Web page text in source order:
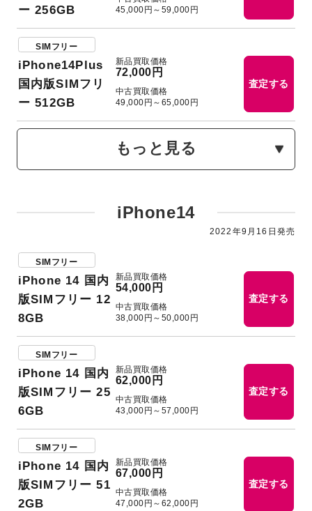
ー 256GB
45,000円～59,000円
SIMフリー
iPhone14Plus
国内版SIMフリ
ー 512GB
新品買取価格
72,000円
中古買取価格
49,000円～65,000円
査定する
もっと見る
iPhone14
2022年9⽉16日発売
SIMフリー
iPhone 14 国内
版SIMフリー 12
8GB
新品買取価格
54,000円
中古買取価格
38,000円～50,000円
査定する
SIMフリー
iPhone 14 国内
版SIMフリー 25
6GB
新品買取価格
62,000円
中古買取価格
43,000円～57,000円
査定する
SIMフリー
iPhone 14 国内
版SIMフリー 51
2GB
新品買取価格
67,000円
中古買取価格
47,000円～62,000円
査定する